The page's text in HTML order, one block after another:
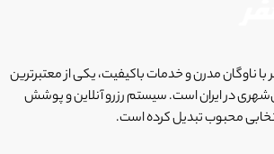
ناوگان مدرن و خدمات باکیفیت، یکی از معتبرترین
در ایران است. سیستم رزرو آنلاین و پوشش
محبوب تبدیل کرده است.